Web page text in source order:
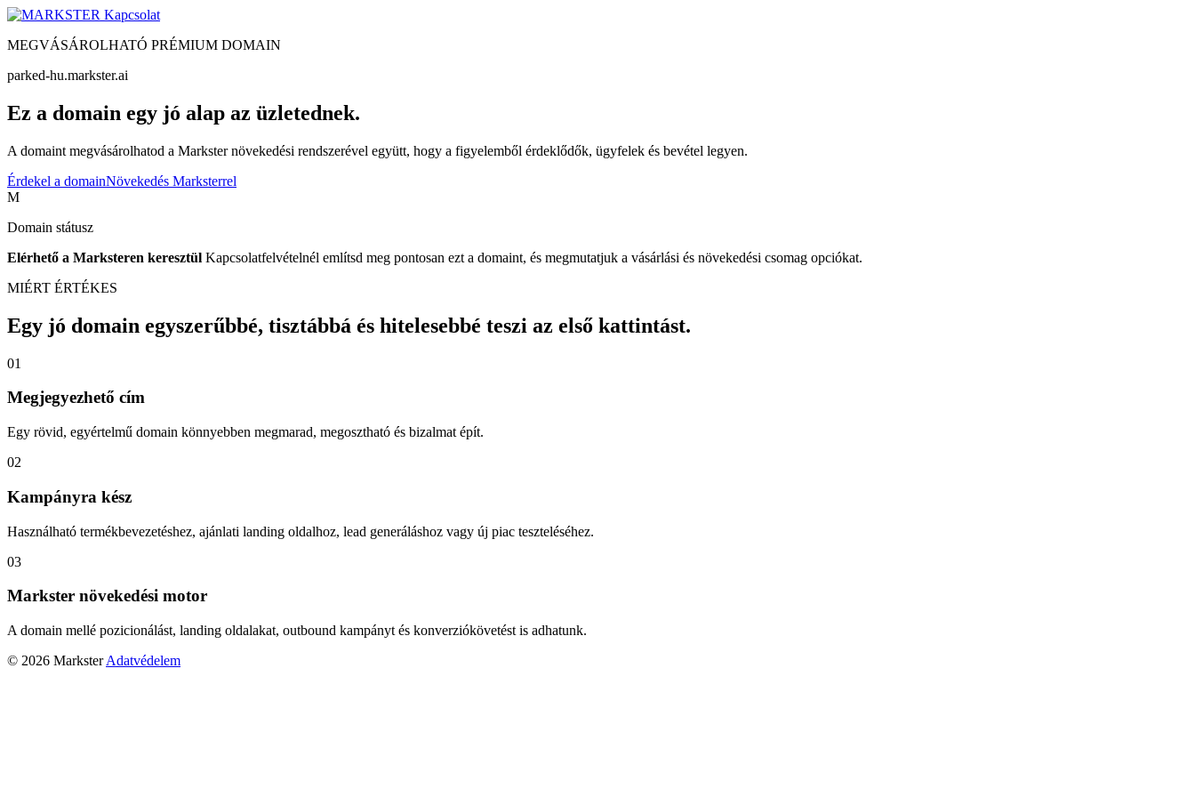
Kapcsolat
MEGVÁSÁROLHATÓ PRÉMIUM DOMAIN
parked-hu.markster.ai
Ez a domain egy jó alap az üzletednek.
A domaint megvásárolhatod a Markster növekedési rendszerével együtt, hogy a figyelemből érdeklődők, ügyfelek és bevétel legyen.
Érdekel a domainNövekedés Marksterrel
M
Domain státusz
Elérhető a Marksteren keresztül Kapcsolatfelvételnél említsd meg pontosan ezt a domaint, és megmutatjuk a vásárlási és növekedési csomag opciókat.
MIÉRT ÉRTÉKES
Egy jó domain egyszerűbbé, tisztábbá és hitelesebbé teszi az első kattintást.
01
Megjegyezhető cím
Egy rövid, egyértelmű domain könnyebben megmarad, megosztható és bizalmat épít.
02
Kampányra kész
Használható termékbevezetéshez, ajánlati landing oldalhoz, lead generáláshoz vagy új piac teszteléséhez.
03
Markster növekedési motor
A domain mellé pozicionálást, landing oldalakat, outbound kampányt és konverziókövetést is adhatunk.
© 2026 Markster Adatvédelem